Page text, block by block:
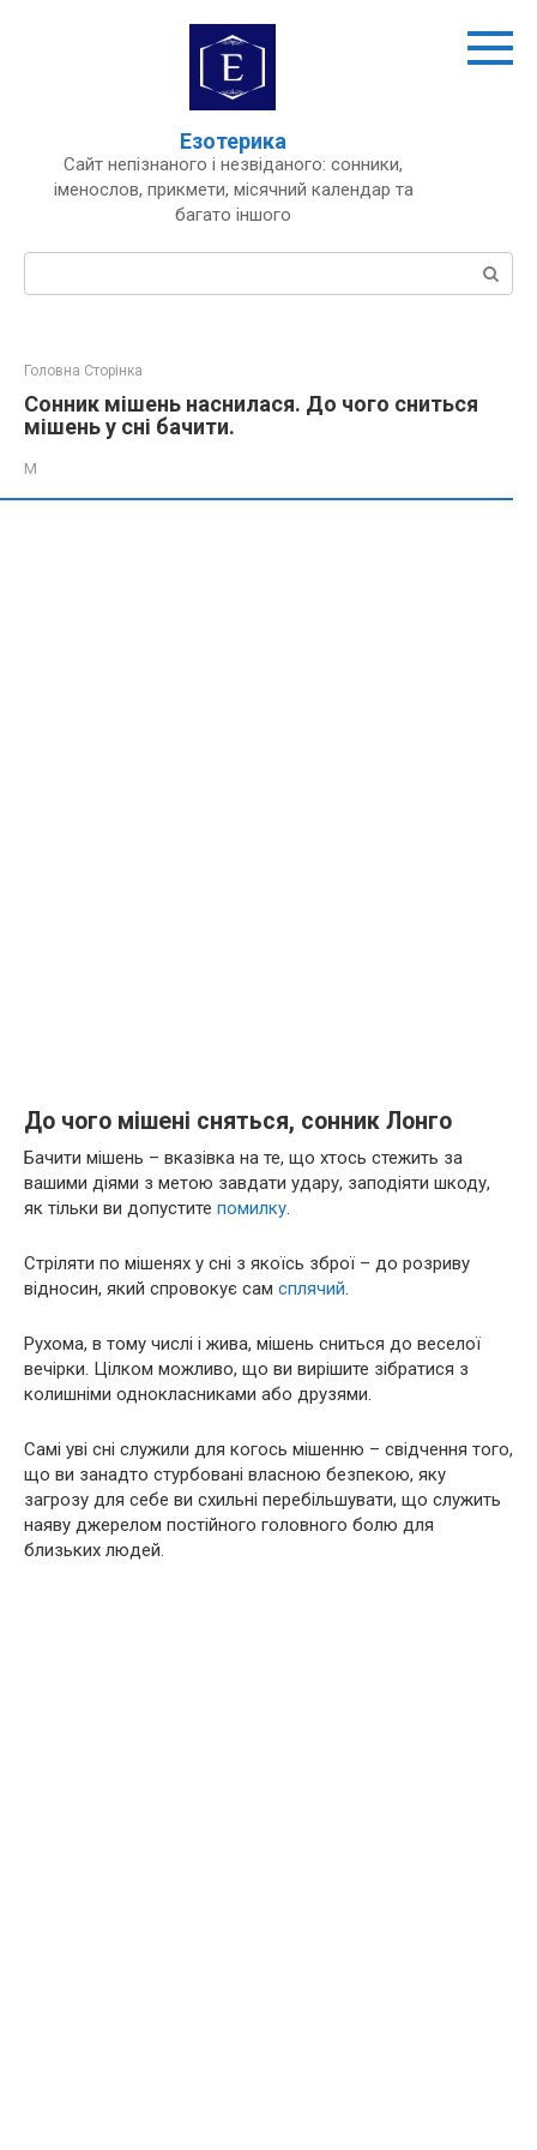
Езотерика
Сайт непізнаного і незвіданого: сонники,
іменослов, прикмети, місячний календар та
багато іншого
Пошук:
Головна Сторінка
Сонник мішень наснилася. До чого сниться
мішень у сні бачити.
М
До чого мішені сняться, сонник Лонго
Бачити мішень – вказівка на те, що хтось стежить за
вашими діями з метою завдати удару, заподіяти шкоду,
як тільки ви допустите помилку.
Стріляти по мішенях у сні з якоїсь зброї – до розриву
відносин, який спровокує сам сплячий.
Рухома, в тому числі і жива, мішень сниться до веселої
вечірки. Цілком можливо, що ви вирішите зібратися з
колишніми однокласниками або друзями.
Самі уві сні служили для когось мішенню – свідчення того,
що ви занадто стурбовані власною безпекою, яку
загрозу для себе ви схильні перебільшувати, що служить
наяву джерелом постійного головного болю для
близьких людей.